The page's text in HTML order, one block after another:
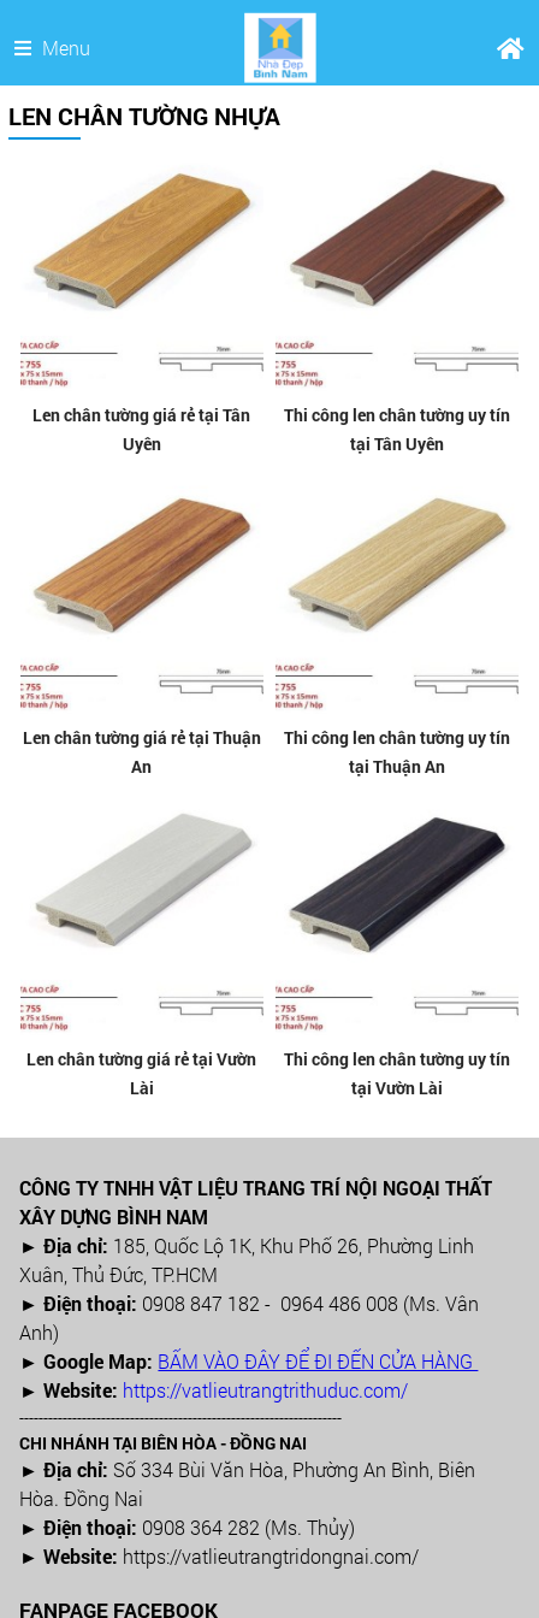
Menu
LEN CHÂN TƯỜNG NHỰA
Len chân tường giá rẻ tại Tân
Uyên
Thi công len chân tường uy tín
tại Tân Uyên
Len chân tường giá rẻ tại Thuận
An
Thi công len chân tường uy tín
tại Thuận An
Len chân tường giá rẻ tại Vườn
Lài
Thi công len chân tường uy tín
tại Vườn Lài
CÔNG TY TNHH VẬT LIỆU TRANG TRÍ NỘI NGOẠI THẤT
XÂY DỰNG BÌNH NAM
► Địa chỉ: 185, Quốc Lộ 1K, Khu Phố 26, Phường Linh
Xuân, Thủ Đức, TP.HCM
►Điện thoại: 0908 847 182 - 0964 486 008 (Ms. Vân
Anh)
►Google Map: BẤM VÀO ĐÂY ĐỂ ĐI ĐẾN CỬA HÀNG
► Website: https://vatlieutrangtrithuduc.com/
-------------------------------------------------------------------
CHI NHÁNH TẠI BIÊN HÒA - ĐỒNG NAI
► Địa chỉ: Số 334 Bùi Văn Hòa, Phường An Bình, Biên
Hòa. Đồng Nai
► Điện thoại: 0908 364 282 (Ms. Thủy)
► Website: https://vatlieutrangtridongnai.com/
FANPAGE FACEBOOK